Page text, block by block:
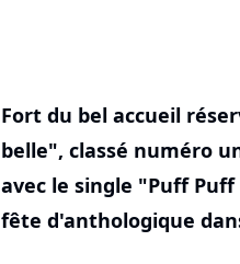
Fort du bel accueil
belle", classé numéro
avec le single "Puff
fête d'anthologique